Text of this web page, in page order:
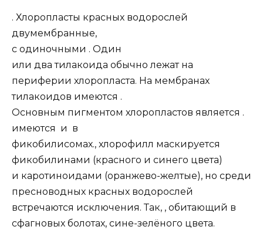
. Хлоропласты красных водорослей
двумембранные,
с одиночными . Один
или два тилакоида обычно лежат на
периферии хлоропласта. На мембранах
тилакоидов имеются .
Основным пигментом хлоропластов является .
имеются и в
фикобилисомах., хлорофилл маскируется
фикобилинами (красного и синего цвета)
и каротиноидами (оранжево-желтые), но среди
пресноводных красных водорослей
встречаются исключения. Так, , обитающий в
сфагновых болотах, сине-зелёного цвета.